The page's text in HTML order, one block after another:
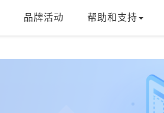
品牌活动 帮助和支持